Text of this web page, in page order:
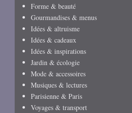
Forme & beauté
Gourmandises & menus
Idées & altruisme
Idées & cadeaux
Idées & inspirations
Jardin & écologie
Mode & accessoires
Musiques & lectures
Parisienne & Paris
Voyages & transport